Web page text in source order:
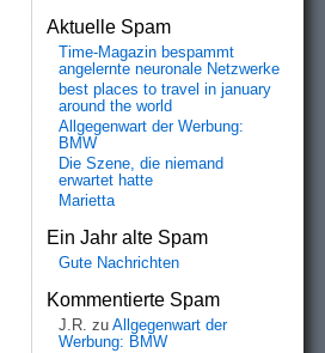
Aktuelle Spam
Time-Magazin bespammt
angelernte neuronale Netzwerke
best places to travel in january
around the world
Allgegenwart der Werbung:
BMW
Die Szene, die niemand
erwartet hatte
Marietta
Ein Jahr alte Spam
Gute Nachrichten
Kommentierte Spam
J.R. zu Allgegenwart der
Werbung: BMW